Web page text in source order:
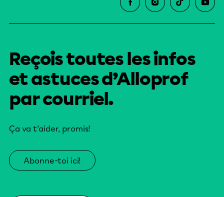
Reçois toutes les infos
et astuces d’Alloprof
par courriel.
Ça va t’aider, promis!
Abonne-toi ici!